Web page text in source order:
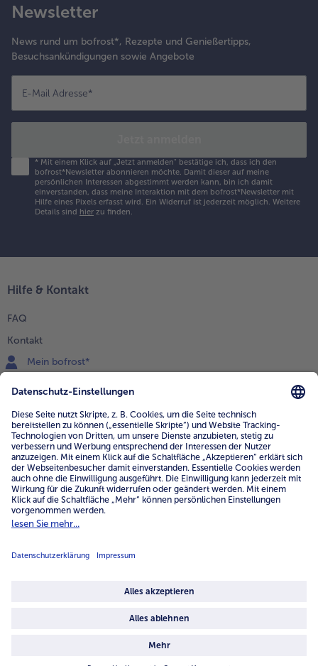
Newsletter
News rund um bofrost*, Rezepte und Genießertipps,
Besuchsankündigungen sowie Angebote
E-Mail Adresse*
* Mit einem Klick auf „Jetzt anmelden" bestätige ich, dass ich den
bofrost*Newsletter abonnieren möchte. Damit dieser auf meine
persönlichen Interessen abgestimmt werden kann, bin ich damit
einverstanden, dass meine Interaktion mit dem bofrost*Newsletter mit
Hilfe eines Pixels erfasst wird. Ein Widerruf ist jederzeit möglich. Weitere
Details sind hier zu finden.
Hilfe & Kontakt
FAQ
Kontakt
Mein bofrost*
0800 - 000 19 18
Mo.-Fr.: 7-21 Uhr Sa: 8-16 Uhr
Service
Unternehmen
Über uns